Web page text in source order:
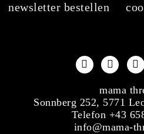
newsletter bestellen
mama
Sonnberg 252, 5771
Telefon +43
info@mama-